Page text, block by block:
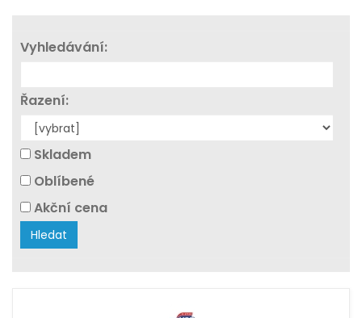
Vyhledávání:
Řazení:
Skladem
Oblíbené
Akční cena
Hledat